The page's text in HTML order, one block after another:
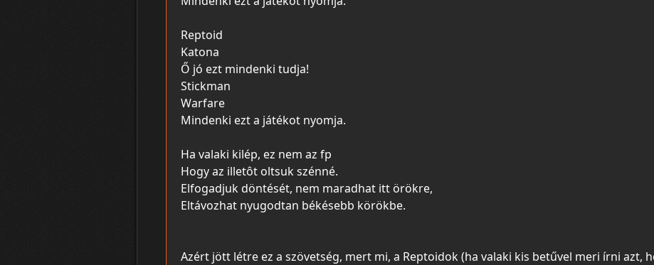
Reptoid
Katona
Ő jó ezt mindenki tudja!
Stickman
Warfare
Mindenki ezt a játékot nyomja.
Ha valaki kilép, ez nem az fp
Hogy az illetôt oltsuk szénné.
Elfogadjuk döntését, nem maradhat itt örökre,
Eltávozhat nyugodtan békésebb körökbe.
Azért jött létre ez a szövetség, mert mi, a Reptoidok (ha valaki kis betűvel meri írni azt,